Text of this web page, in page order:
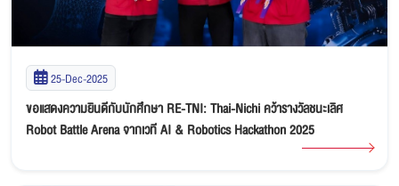
25-Dec-2025
ขอแสดงความยินดีกับนักศึกษา RE-TNI: Thai-Nichi คว้ารางวัลชนะเลิศ
Robot Battle Arena จากเวที AI & Robotics Hackathon 2025